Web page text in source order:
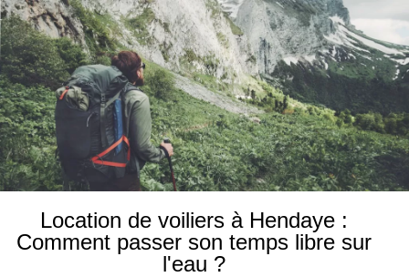
Location de voiliers à Hendaye :
Comment passer son temps libre sur
l'eau ?